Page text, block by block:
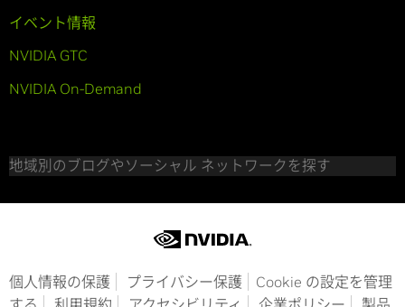
イベント情報
NVIDIA GTC
NVIDIA On-Demand
地域別のブログやソーシャル ネットワークを探す
個人情報の保護 プライバシー保護
Cookie の設定を管理